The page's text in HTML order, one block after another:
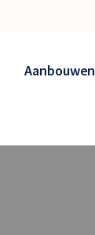
Aanbouwen